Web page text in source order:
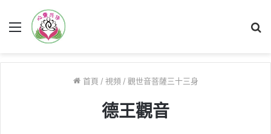
菜
首頁 / 視頻 / 觀世音菩薩三十三身
德王觀音